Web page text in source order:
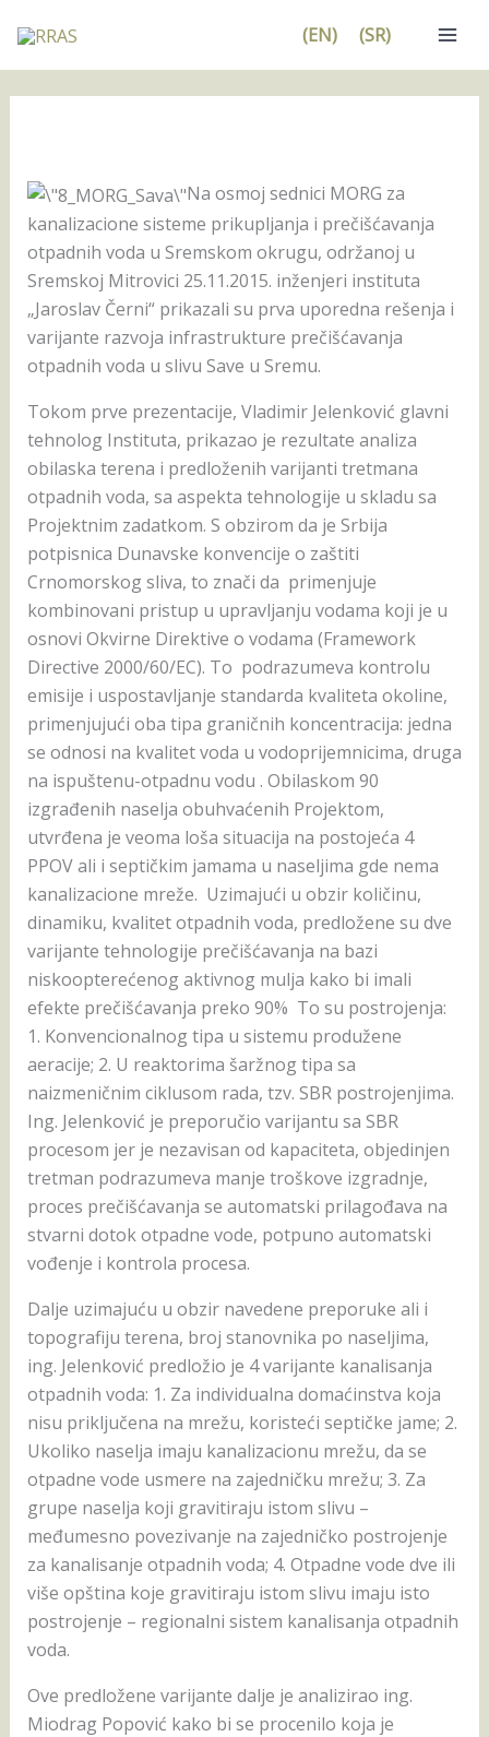
na
sadržaj
(EN) (SR)
Na osmoj sednici MORG za
kanalizacione sisteme prikupljanja i prečišćavanja
otpadnih voda u Sremskom okrugu, održanoj u
Sremskoj Mitrovici 25.11.2015. inženjeri instituta
„Jaroslav Černi“ prikazali su prva uporedna rešenja i
varijante razvoja infrastrukture prečišćavanja
otpadnih voda u slivu Save u Sremu.
Tokom prve prezentacije, Vladimir Jelenković glavni
tehnolog Instituta, prikazao je rezultate analiza
obilaska terena i predloženih varijanti tretmana
otpadnih voda, sa aspekta tehnologije u skladu sa
Projektnim zadatkom. S obzirom da je Srbija
potpisnica Dunavske konvencije o zaštiti
Crnomorskog sliva, to znači da primenjuje
kombinovani pristup u upravljanju vodama koji je u
osnovi Okvirne Direktive o vodama (Framework
Directive 2000/60/EC). To podrazumeva kontrolu
emisije i uspostavljanje standarda kvaliteta okoline,
primenjujući oba tipa graničnih koncentracija: jedna
se odnosi na kvalitet voda u vodoprijemnicima, druga
na ispuštenu-otpadnu vodu . Obilaskom 90
izgrađenih naselja obuhvaćenih Projektom,
utvrđena je veoma loša situacija na postojeća 4
PPOV ali i septičkim jamama u naseljima gde nema
kanalizacione mreže. Uzimajući u obzir količinu,
dinamiku, kvalitet otpadnih voda, predložene su dve
varijante tehnologije prečišćavanja na bazi
niskoopterećenog aktivnog mulja kako bi imali
efekte prečišćavanja preko 90% To su postrojenja:
1. Konvencionalnog tipa u sistemu produžene
aeracije; 2. U reaktorima šaržnog tipa sa
naizmeničnim ciklusom rada, tzv. SBR postrojenjima.
Ing. Jelenković je preporučio varijantu sa SBR
procesom jer je nezavisan od kapaciteta, objedinjen
tretman podrazumeva manje troškove izgradnje,
proces prečišćavanja se automatski prilagođava na
stvarni dotok otpadne vode, potpuno automatski
vođenje i kontrola procesa.
Dalje uzimajuću u obzir navedene preporuke ali i
topografiju terena, broj stanovnika po naseljima,
ing. Jelenković predložio je 4 varijante kanalisanja
otpadnih voda: 1. Za individualna domaćinstva koja
nisu priključena na mrežu, koristeći septičke jame; 2.
Ukoliko naselja imaju kanalizacionu mrežu, da se
otpadne vode usmere na zajedničku mrežu; 3. Za
grupe naselja koji gravitiraju istom slivu –
međumesno povezivanje na zajedničko postrojenje
za kanalisanje otpadnih voda; 4. Otpadne vode dve ili
više opština koje gravitiraju istom slivu imaju isto
postrojenje – regionalni sistem kanalisanja otpadnih
voda.
Ove predložene varijante dalje je analizirao ing.
Miodrag Popović kako bi se procenilo koja je